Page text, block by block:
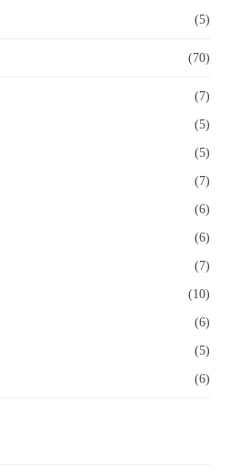
(5)
(70)
(7)
(5)
(5)
(7)
(6)
(6)
(7)
(10)
(6)
(5)
(6)